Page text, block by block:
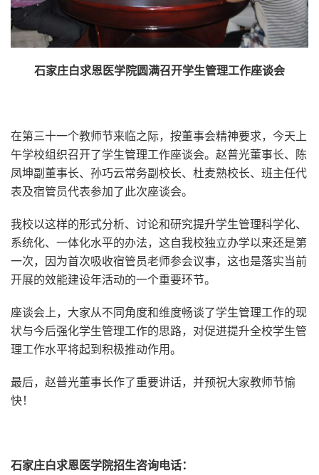
石家庄白求恩医学院圆满召开学生管理工作座谈会
在第三十一个教师节来临之际，按董事会精神要求，今天上
午学校组织召开了学生管理工作座谈会。赵普光董事长、陈
凤坤副董事长、孙巧云常务副校长、杜麦熟校长、班主任代
表及宿管员代表参加了此次座谈会。
我校以这样的形式分析、讨论和研究提升学生管理科学化、
系统化、一体化水平的办法，这自我校独立办学以来还是第
一次，因为首次吸收宿管员老师参会议事，这也是落实当前
开展的效能建设年活动的一个重要环节。
座谈会上，大家从不同角度和维度畅谈了学生管理工作的现
状与今后强化学生管理工作的思路，对促进提升全校学生管
理工作水平将起到积极推动作用。
最后，赵普光董事长作了重要讲话，并预祝大家教师节愉
快！
石家庄白求恩医学院招生咨询电话：